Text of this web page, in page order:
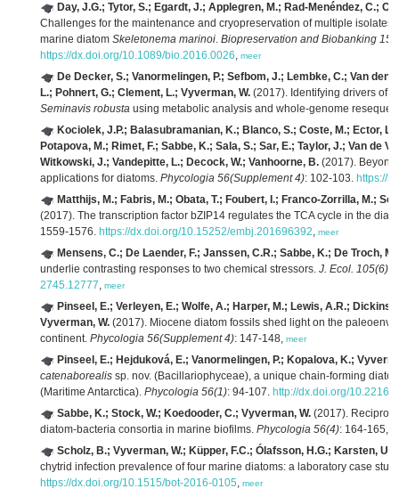
Day, J.G.; Tytor, S.; Egardt, J.; Applegren, M.; Rad-Menéndez, C.;
Challenges for the maintenance and cryopreservation of multiple
marine diatom Skeletonema marinoi. Biopreservation and Biobanking
https://dx.doi.org/10.1089/bio.2016.0026, meer
De Decker, S.; Vanormelingen, P.; Sefbom, J.; Lembke, C.; Van
L.; Pohnert, G.; Clement, L.; Vyverman, W. (2017). Identifying drivers of
Seminavis robusta using metabolic analysis and whole-genome
Kociolek, J.P.; Balasubramanian, K.; Blanco, S.; Coste, M.; Ector,
Potapova, M.; Rimet, F.; Sabbe, K.; Sala, S.; Sar, E.; Taylor, J.; Van de
Witkowski, J.; Vandepitte, L.; Decock, W.; Vanhoorne, B. (2017).
applications for diatoms. Phycologia 56(Supplement 4): 102-103. https://
Matthijs, M.; Fabris, M.; Obata, T.; Foubert, I.; Franco-Zorrilla, M.;
(2017). The transcription factor bZIP14 regulates the TCA cycle in the
1559-1576. https://dx.doi.org/10.15252/embj.201696392, meer
Mensens, C.; De Laender, F.; Janssen, C.R.; Sabbe, K.; De Troch, M.
underlie contrasting responses to two chemical stressors. J. Ecol. 105(6)
2745.12777, meer
Pinseel, E.; Verleyen, E.; Wolfe, A.; Harper, M.; Lewis, A.R.;
Vyverman, W. (2017). Miocene diatom fossils shed light on the
continent. Phycologia 56(Supplement 4): 147-148, meer
Pinseel, E.; Hejduková, E.; Vanormelingen, P.; Kopalova, K.;
catenaborealis sp. nov. (Bacillariophyceae), a unique chain-forming
(Maritime Antarctica). Phycologia 56(1): 94-107. http://dx.doi.org/10.2216/
Sabbe, K.; Stock, W.; Koedooder, C.; Vyverman, W. (2017).
diatom-bacteria consortia in marine biofilms. Phycologia 56(4): 164-165,
Scholz, B.; Vyverman, W.; Küpper, F.C.; Ólafsson, H.G.; Karsten, U.
chytrid infection prevalence of four marine diatoms: a laboratory case
https://dx.doi.org/10.1515/bot-2016-0105, meer